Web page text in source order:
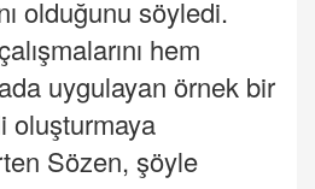
olduğunu söyledi.
hem
uygulayan örnek bir
oluşturmaya
Sözen, şöyle